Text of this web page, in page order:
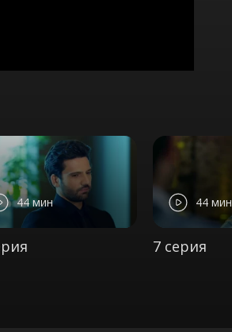
44 мин 44 мин
7 серия